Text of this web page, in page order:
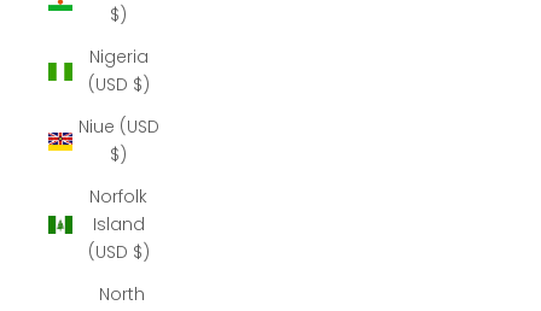
$)
Nigeria
(USD $)
Niue (USD
$)
Norfolk
Island
(USD $)
North